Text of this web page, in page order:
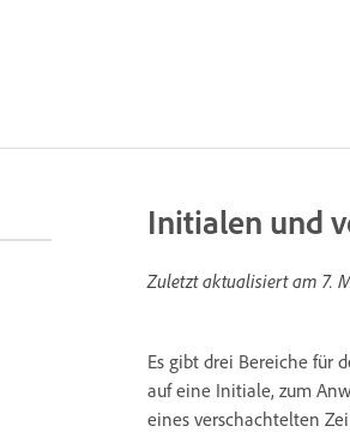
Initialen und
Zuletzt aktualisiert am 7.
Es gibt drei Bereiche für
auf eine Initiale, zum
eines verschachtelten